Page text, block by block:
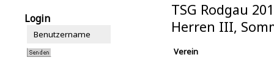
Login
TSG Rodgau
Herren III,
Verein